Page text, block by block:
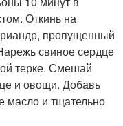
Откинь на
пропущенный
свиное сердце
терке. Смешай
и овощи. Добавь
масло и тщательно